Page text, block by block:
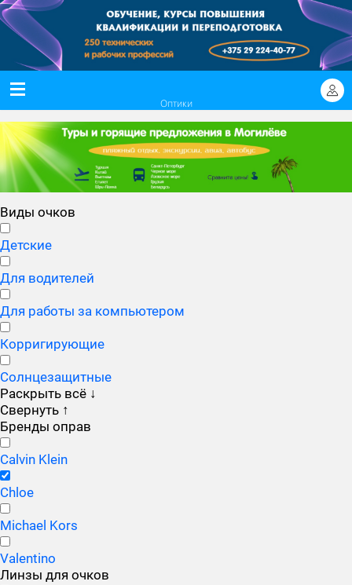
Оптики
Виды очков
Детские
Для водителей
Для работы за компьютером
Корригирующие
Солнцезащитные
Раскрыть всё ↓
Свернуть ↑
Бренды оправ
Calvin Klein
Chloe
Michael Kors
Valentino
Линзы для очков